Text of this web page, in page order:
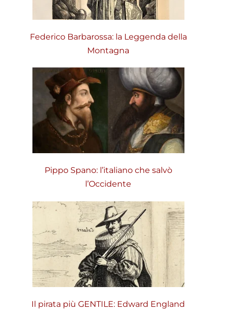
Federico Barbarossa: la Leggenda della
Montagna
Pippo Spano: l’italiano che salvò
l’Occidente
Il pirata più GENTILE: Edward England